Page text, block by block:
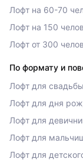
Лофт на 60-70
Лофт на 150
Лофт от 300
По формату и
Лофт для свадьбы
Лофт для дня
Лофт для
Лофт для
Лофт для